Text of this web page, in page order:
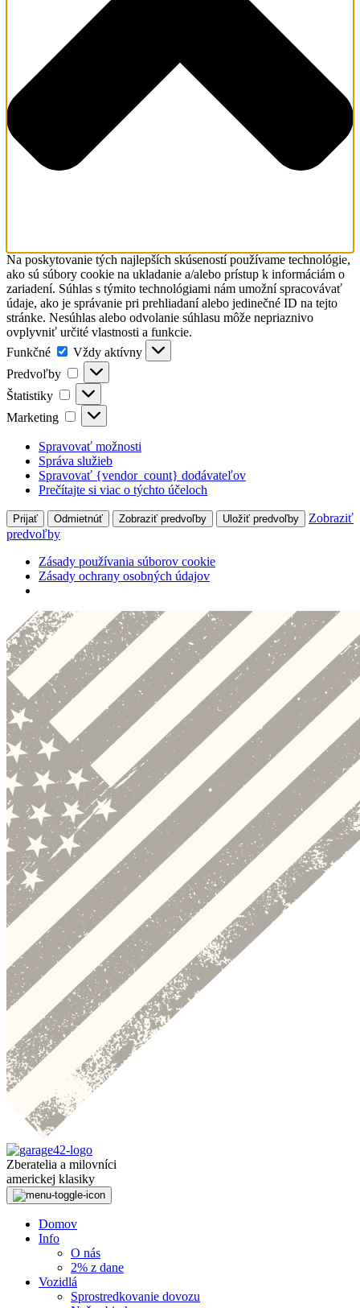
Na poskytovanie tých najlepších skúseností používame technológie,
ako sú súbory cookie na ukladanie a/alebo prístup k informáciám o
zariadení. Súhlas s týmito technológiami nám umožní spracovávať
údaje, ako je správanie pri prehliadaní alebo jedinečné ID na tejto
stránke. Nesúhlas alebo odvolanie súhlasu môže nepriaznivo
ovplyvniť určité vlastnosti a funkcie.
Funkčné
Funkčné
Vždy aktívny
Predvoľby
Predvoľby
Štatistiky Štatistiky
Marketing Marketing
Spravovať možnosti
Správa služieb
Spravovať {vendor_count} dodávateľov
Prečítajte si viac o týchto účeloch
Prijať Odmietnúť Zobraziť predvoľby Uložiť predvoľby
Zobraziť
predvoľby
Zásady používania súborov cookie
Zásady ochrany osobných údajov
Preskočiť
k
obsahu
Zberatelia a milovníci
americkej klasiky
Domov
Info
O nás
2% z dane
Vozidlá
Sprostredkovanie dovozu